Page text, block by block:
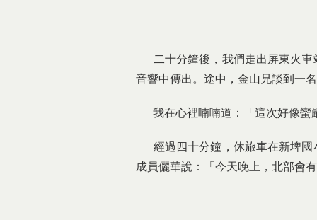
二十分鐘後，我們走出屏東火車
音響中傳出。途中，金山兄談到一
我在心裡喃喃道：「這次好像蠻
經過四十分鐘，休旅車在新埤國
成員儷華說：「今天晚上，北部會